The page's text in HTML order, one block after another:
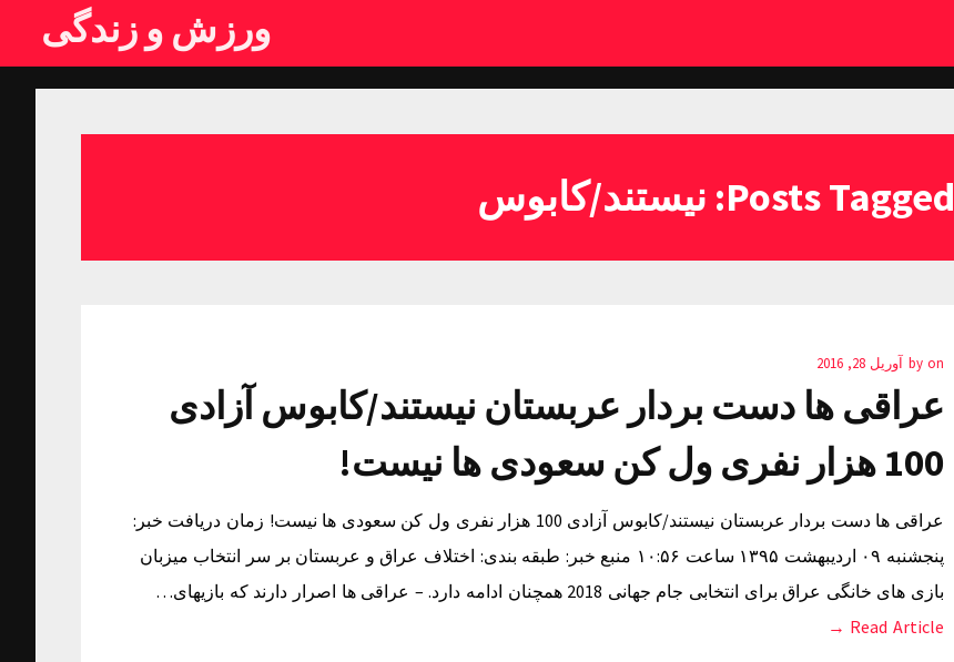
ورزش و زندگی
Posts Tagged: نیستند/کابوس
by on آوریل 28, 2016
عراقی ها دست بردار عربستان نیستند/کابوس آزادی
100 هزار نفری ول کن سعودی ها نیست!
عراقی ها دست بردار عربستان نیستند/کابوس آزادی 100 هزار نفری ول کن سعودی ها نیست! زمان دریافت خبر:
پنجشنبه ۰۹ اردیبهشت ۱۳۹۵ ساعت ۱۰:۵۶ منبع خبر: طبقه بندی: اختلاف عراق و عربستان بر سر انتخاب میزبان
بازی های خانگی عراق برای انتخابی جام جهانی 2018 همچنان ادامه دارد. – عراقی ها اصرار دارند که بازیهای…
Read Article →